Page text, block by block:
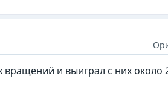
и выиграл с них около